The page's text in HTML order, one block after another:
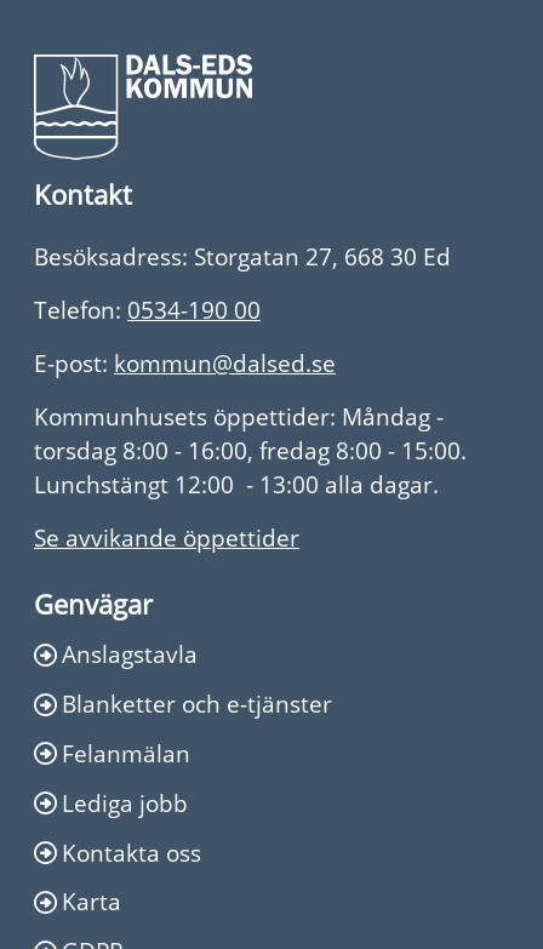
Kontakt
Besöksadress: Storgatan 27, 668 30 Ed
Telefon: 0534-190 00
E-post: kommun@dalsed.se
Kommunhusets öppettider: Måndag -
torsdag 8:00 - 16:00, fredag 8:00 - 15:00.
Lunchstängt 12:00 - 13:00 alla dagar.
Se avvikande öppettider
Genvägar
Anslagstavla
Blanketter och e-tjänster
Felanmälan
Lediga jobb
Kontakta oss
Karta